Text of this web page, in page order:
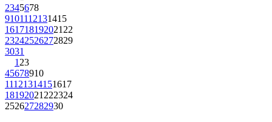
2345678
9101112131415
161718192021 22
23242526272829
3031
1 23
45678910
11121314151617
18192021 222324
252627282930